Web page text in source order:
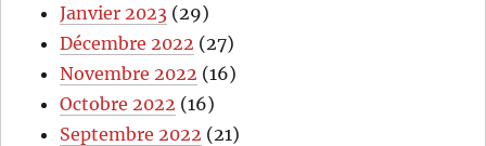
Janvier 2023 (29)
Décembre 2022 (27)
Novembre 2022 (16)
Octobre 2022 (16)
Septembre 2022 (21)